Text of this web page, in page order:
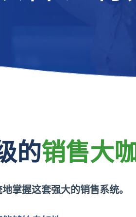
的销售大咖
掌握这套强大的销售系统。